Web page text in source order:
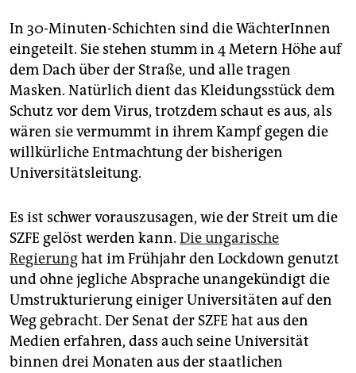
In 30-Minuten-Schichten sind die WächterInnen
eingeteilt. Sie stehen stumm in 4 Metern Höhe auf
dem Dach über der Straße, und alle tragen
Masken. Natürlich dient das Kleidungsstück dem
Schutz vor dem Virus, trotzdem schaut es aus, als
wären sie vermummt in ihrem Kampf gegen die
willkürliche Entmachtung der bisherigen
Universitätsleitung.
Es ist schwer vorauszusagen, wie der Streit um die
SZFE gelöst werden kann. Die ungarische
Regierunghat im Frühjahr den Lockdown genutzt
und ohne jegliche Absprache unangekündigt die
Umstrukturierung einiger Universitäten auf den
Weg gebracht. Der Senat der SZFE hat aus den
Medien erfahren, dass auch seine Universität
binnen drei Monaten aus der staatlichen